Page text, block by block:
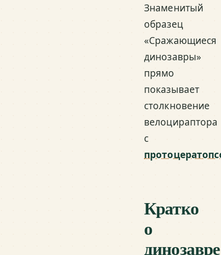
Знаменитый
образец
«Сражающиеся
динозавры»
прямо
показывает
столкновение
велоцираптора
с
Кратко
о
динозавре